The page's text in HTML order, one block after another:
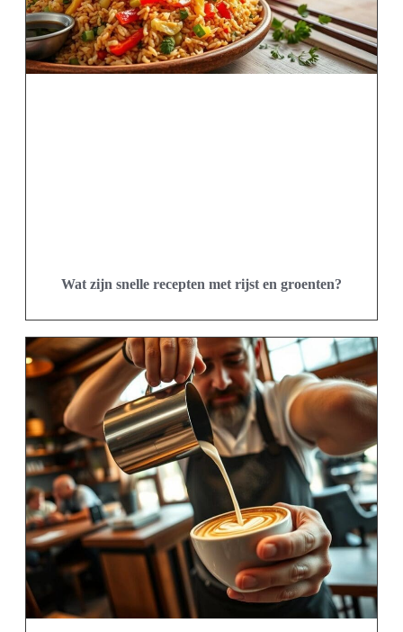
Wat zijn snelle recepten met rijst en groenten?